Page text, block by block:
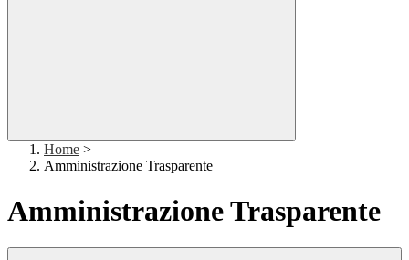
Home >
Amministrazione Trasparente
Amministrazione Trasparente